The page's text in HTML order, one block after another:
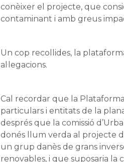
conèixer el projecte, que
contaminant i amb greus
Un cop recollides, la
al·legacions.
Cal recordar que la
particulars i entitats de la
després que la comissió
donés llum verda al projecte
un grup danès de grans
renovables, i que suposaria la